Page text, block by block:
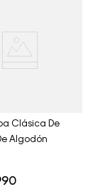
Clásica De
Algodón